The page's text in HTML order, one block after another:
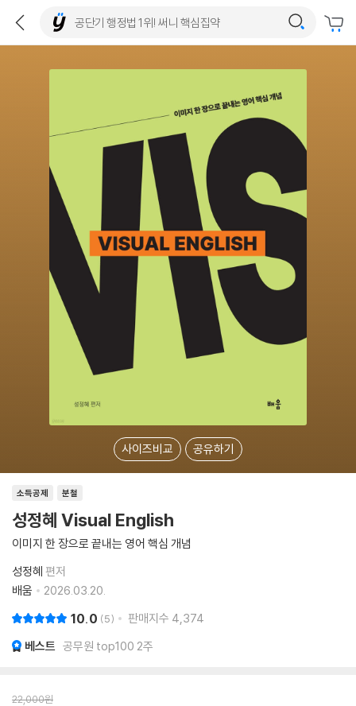
사이즈비교 공유하기
소득공제 분철
성정혜 Visual English
이미지 한 장으로 끝내는 영어 핵심 개념
성정혜 편저
배움
2026.03.20.
10.0 5 판매지수 4,374
베스트 공무원 top100 2주
22,000원